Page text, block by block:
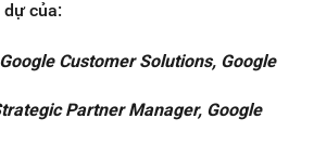
của:
Customer Solutions, Google
Partner Manager, Google